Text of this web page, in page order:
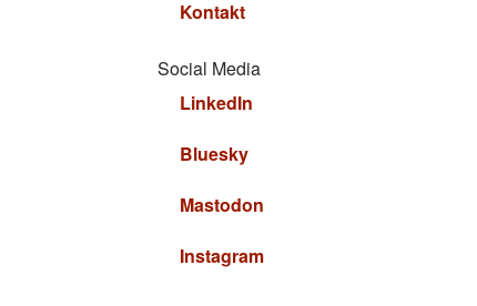
Kontakt
Social Media
LinkedIn
Bluesky
Mastodon
Instagram